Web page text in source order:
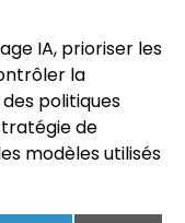
IA, prioriser les
la
politiques
de
modèles utilisés